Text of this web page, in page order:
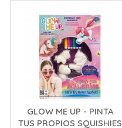
GLOW ME UP - PINTA
TUS PROPIOS SQUISHIES